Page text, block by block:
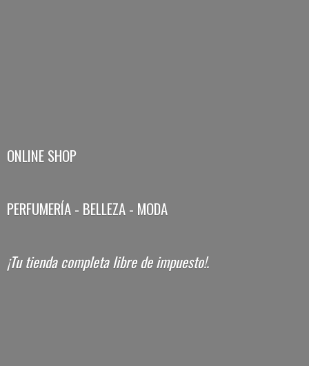
ONLINE SHOP
PERFUMERÍA - BELLEZA - MODA
¡Tu tienda completa librede impuesto!.